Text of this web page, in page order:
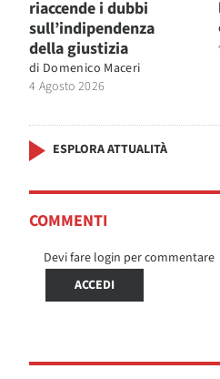
riaccende i dubbi
sull’indipendenza
della giustizia
di Domenico Maceri
4 Agosto 2026
ESPLORA ATTUALITÀ
COMMENTI
Devi fare login per commentare
ACCEDI